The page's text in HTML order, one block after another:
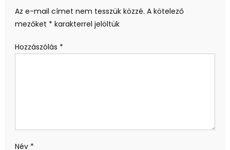
Az e-mail címet nem tesszük közzé. A kötelező
mezőket * karakterrel jelöltük
Hozzászólás *
Név *